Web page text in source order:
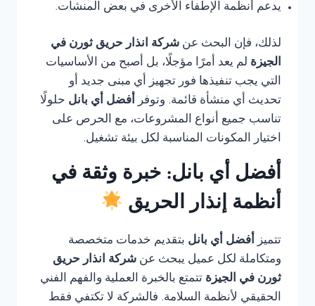
يدعم أنظمة الإطفاء الأخرى في بعض المنشآت.
لذلك، فإن البحث عن شركة انذار حريق ثورن في
الجيزة لم يعد أمرًا مؤجلًا، بل أصبح من الأساسيات
التي يجب تنفيذها فور تجهيز أي مبنى جديد أو
تحديث أي منشأة قائمة. وتوفر أفضل أي بانل حلولًا
تناسب جميع أنواع المشروعات، مع الحرص على
اختيار المكونات المناسبة لكل بيئة تشغيل.
أفضل أي بانل: خبرة وثقة في
أنظمة إنذار الحريق
تتميز أفضل أي بانل بتقديم خدمات متخصصة
ومتكاملة لكل عميل يبحث عن شركة انذار حريق
ثورن في الجيزة تتمتع بالخبرة العملية والفهم الفني
الحقيقي لأنظمة السلامة. فالشركة لا تكتفي فقط